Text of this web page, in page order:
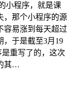
小程序，就是课
，那个小程序的源
容易涨到每天超过
，于是截至3月19
重写了的，这次
其…